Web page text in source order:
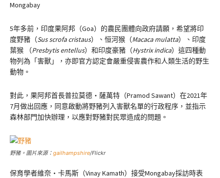
Mongabay
5年多前，印度果阿邦（Goa）的農民團體向政府請願，希望將印
度野豬（Sus scrofa cristaus）、恒河猴（Macaca mulatta）、印度
葉猴 （Presbytis entellus）和印度豪豬（Hystrix indica）這四種動
物列為「害獸」，亦即官方認定會嚴重侵害農作和人類生活的野生
動物。
對此，果阿邦首長普拉莫德・薩萬特（Pramod Sawant）在2021年
7月做出回應，同意啟動將野豬列入害獸名單的行政程序，並指示
森林部門加快辦理，以應對野豬對民眾造成的問題。
野豬。圖片來源： gailhampshire/Flickr
保育學者維奈・卡馬斯（Vinay Kamath）接受Mongabay採訪時表